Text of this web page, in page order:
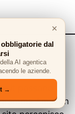
Amazon
×
dal
AI agentica
le aziende.
→